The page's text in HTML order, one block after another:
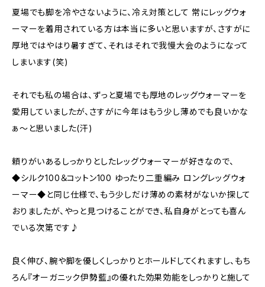
夏場でも脚を冷やさないように、冷え対策として 常にレッグウォ
ーマーを着用されている方は本当に多いと思いますが、さすがに
厚地ではやはり暑すぎて、それはそれで我慢大会のようになって
しまいます(笑)
それでも私の場合は、ずっと夏場でも厚地のレッグウォーマーを
愛用していましたが、さすがに今年はもう少し薄めでも良いかな
ぁ〜と思いました(汗)
頼りがいあるしっかりとしたレッグウォーマーが好きなので、
◆シルク100＆コットン100 ゆったり二重編み ロングレッグウォ
ーマー◆と同じ仕様で、もう少しだけ薄めの素材がないか探して
おりましたが、やっと見つけることができ、私自身がとっても喜ん
でいる次第です♪
良く伸び、腕や脚を優しくしっかりとホールドしてくれますし、もち
ろん『オーガニック伊勢藍』の優れた効果効能をしっかりと施して